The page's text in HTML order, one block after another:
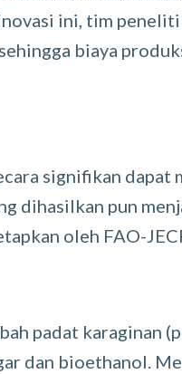
ini, tim peneliti
biaya
signifikan dapat
dihasilkan pun
oleh FAO-
padat karaginan
dan bioethanol.